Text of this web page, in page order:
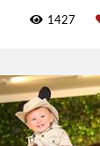
1427